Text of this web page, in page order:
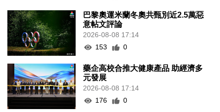
巴黎奧運米蘭冬奧共甄別近2.5萬惡
意帖文評論
2026-08-08 17:14
153
0
藥企高校合推大健康產品 助經濟多
元發展
2026-08-08 17:14
176
0